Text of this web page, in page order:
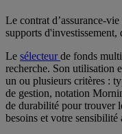
Le contrat d’assurance-
supports d'investissement,
Le sélecteurde fonds
recherche. Son utilisation
un ou plusieurs critères :
de gestion, notation
de durabilité pour trouver
besoins et votre